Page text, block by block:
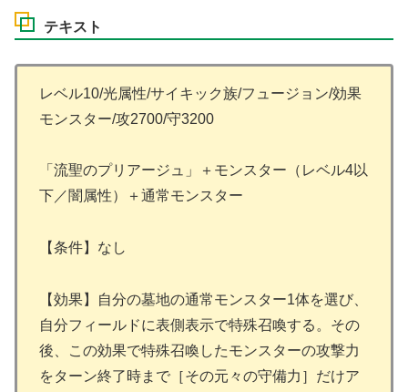
テキスト
レベル10/光属性/サイキック族/フュージョン/効果
モンスター/攻2700/守3200
「流聖のプリアージュ」＋モンスター（レベル4以
下／闇属性）＋通常モンスター
【条件】なし
【効果】自分の墓地の通常モンスター1体を選び、
自分フィールドに表側表示で特殊召喚する。その
後、この効果で特殊召喚したモンスターの攻撃力
をターン終了時まで［その元々の守備力］だけア